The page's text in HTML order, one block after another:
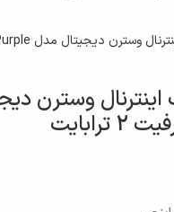
تصویر
وسترن